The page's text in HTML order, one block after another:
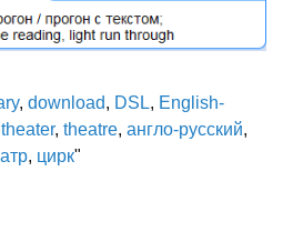
, download, DSL, English-
theater, theatre, англо-русский,
, цирк"